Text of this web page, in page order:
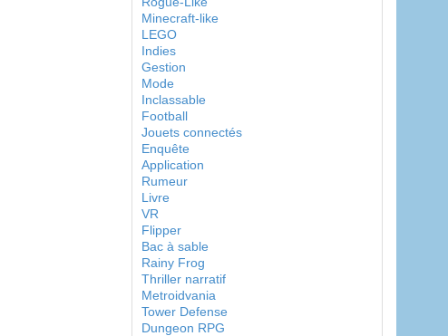
Minecraft-like
LEGO
Indies
Gestion
Mode
Inclassable
Football
Jouets connectés
Enquête
Application
Rumeur
Livre
VR
Flipper
Bac à sable
Rainy Frog
Thriller narratif
Metroidvania
Tower Defense
Dungeon RPG